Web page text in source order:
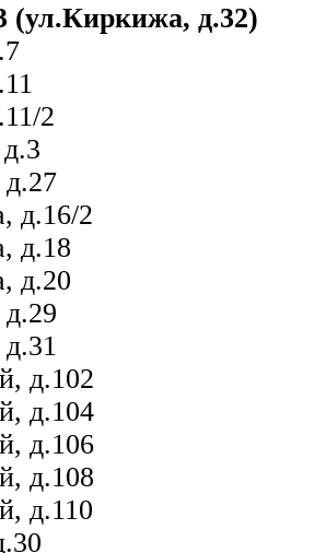
д.32)
2
д.27
д.16/2
д.18
д.20
д.102
д.104
д.106
д.108
д.110